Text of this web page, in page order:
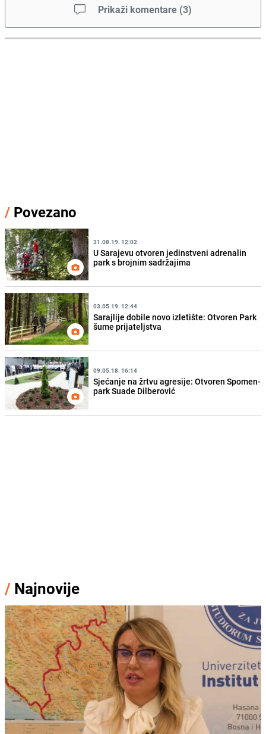
Prikaži komentare (3)
/ Povezano
31.08.19. 12:02
U Sarajevu otvoren jedinstveni adrenalin
park s brojnim sadržajima
03.05.19. 12:44
Sarajlije dobile novo izletište: Otvoren Park
šume prijateljstva
09.05.18. 16:14
Sjećanje na žrtvu agresije: Otvoren Spomen-
park Suade Dilberović
/ Najnovije